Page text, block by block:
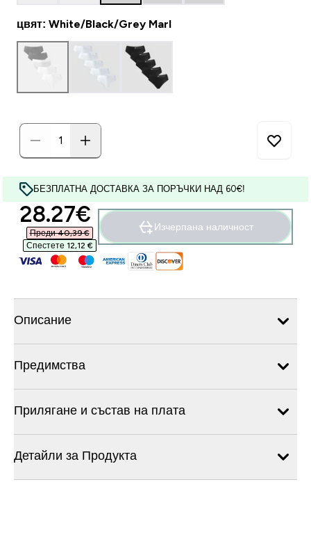
цвят: White/Black/Grey Marl
БЕЗПЛАТНА ДОСТАВКА ЗА ПОРЪЧКИ НАД 60€!
discounted price
28.27€‎
Преди 40,39 €‎
Спестете 12,12 €‎
Изчерпана наличност
Описание
Предимства
Прилягане и състав на плата
Детайли за Продукта